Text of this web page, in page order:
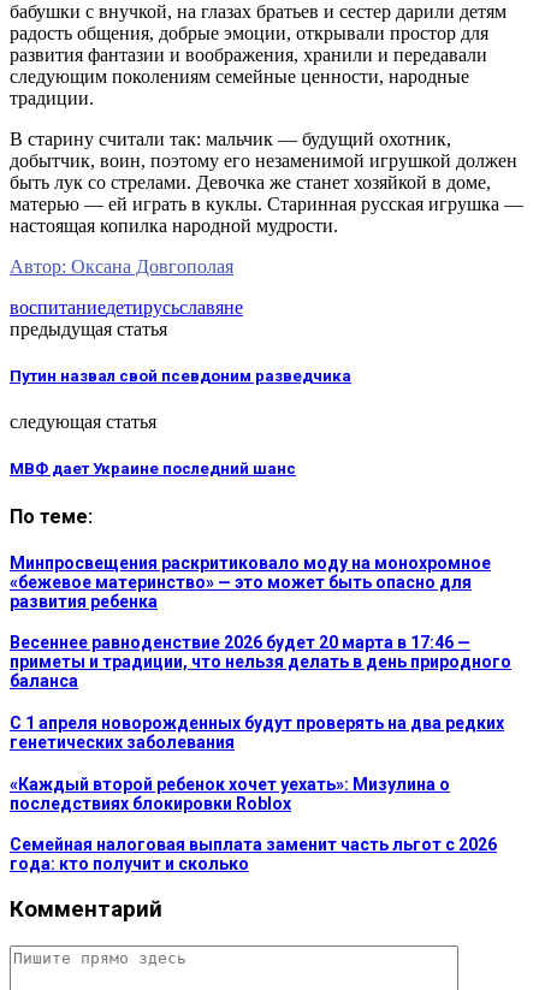
бабушки с внучкой, на глазах братьев и сестер дарили детям
радость общения, добрые эмоции, открывали простор для
развития фантазии и воображения, хранили и передавали
следующим поколениям семейные ценности, народные
традиции.
В старину считали так: мальчик — будущий охотник,
добытчик, воин, поэтому его незаменимой игрушкой должен
быть лук со стрелами. Девочка же станет хозяйкой в доме,
матерью — ей играть в куклы. Старинная русская игрушка —
настоящая копилка народной мудрости.
Автор: Оксана Довгополая
воспитаниедетирусьславяне
предыдущая статья
Путин назвал свой псевдоним разведчика
следующая статья
МВФ дает Украине последний шанс
По теме:
Минпросвещения раскритиковало моду на монохромное
«бежевое материнство» — это может быть опасно для
развития ребенка
Весеннее равноденствие 2026 будет 20 марта в 17:46 —
приметы и традиции, что нельзя делать в день природного
баланса
С 1 апреля новорожденных будут проверять на два редких
генетических заболевания
«Каждый второй ребенок хочет уехать»: Мизулина о
последствиях блокировки Roblox
Семейная налоговая выплата заменит часть льгот с 2026
года: кто получит и сколько
Комментарий